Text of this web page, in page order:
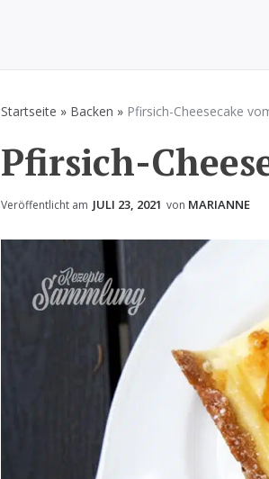
Startseite » Backen » Pfirsich-Cheesecake
Pfirsich-
Veröffentlicht am JULI 23, 2021 von MARIANNE